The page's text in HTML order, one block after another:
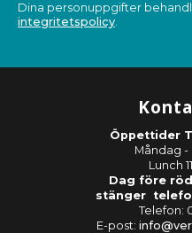
Dina personuppgifter
integritetspolicy.
Öppettider
Måndag -
Lunch
Dag före
stänger
Telefon:
E-post: